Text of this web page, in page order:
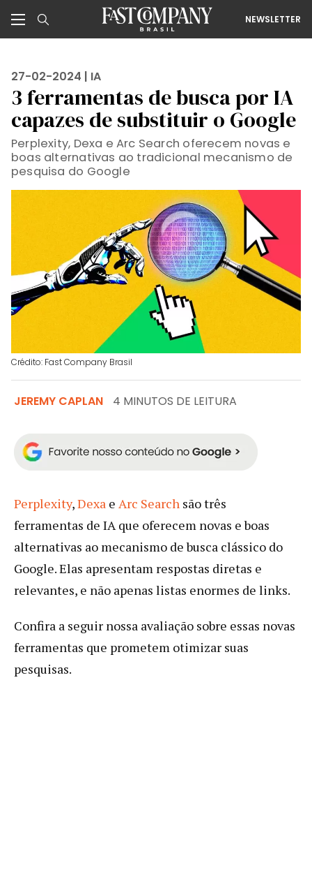
NEWSLETTER
27-02-2024 | IA
3 ferramentas de busca por IA
capazes de substituir o Google
Perplexity, Dexa e Arc Search oferecem novas e
boas alternativas ao tradicional mecanismo de
pesquisa do Google
Crédito: Fast Company Brasil
JEREMY CAPLAN 4 MINUTOS DE LEITURA
Perplexity,Dexa e Arc Search são três
ferramentas de IA que oferecem novas e boas
alternativas ao mecanismo de busca clássico do
Google. Elas apresentam respostas diretas e
relevantes, e não apenas listas enormes de links.
Confira a seguir nossa avaliação sobre essas novas
ferramentas que prometem otimizar suas
pesquisas.